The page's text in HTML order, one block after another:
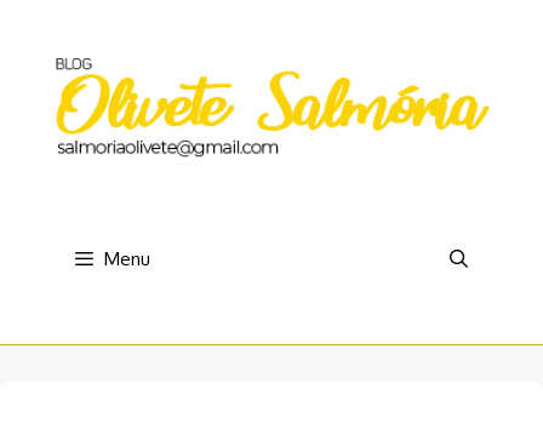
conteúdo
Menu